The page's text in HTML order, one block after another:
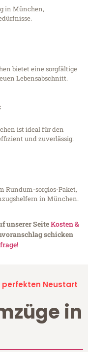
in München,
bietet eine sorgfältige
Lebensabschnitt.
ist ideal für den
und zuverlässig.
Rundum-sorglos-Paket,
in München.
unserer SeiteKosten &
schicken
perfekten Neustart
in